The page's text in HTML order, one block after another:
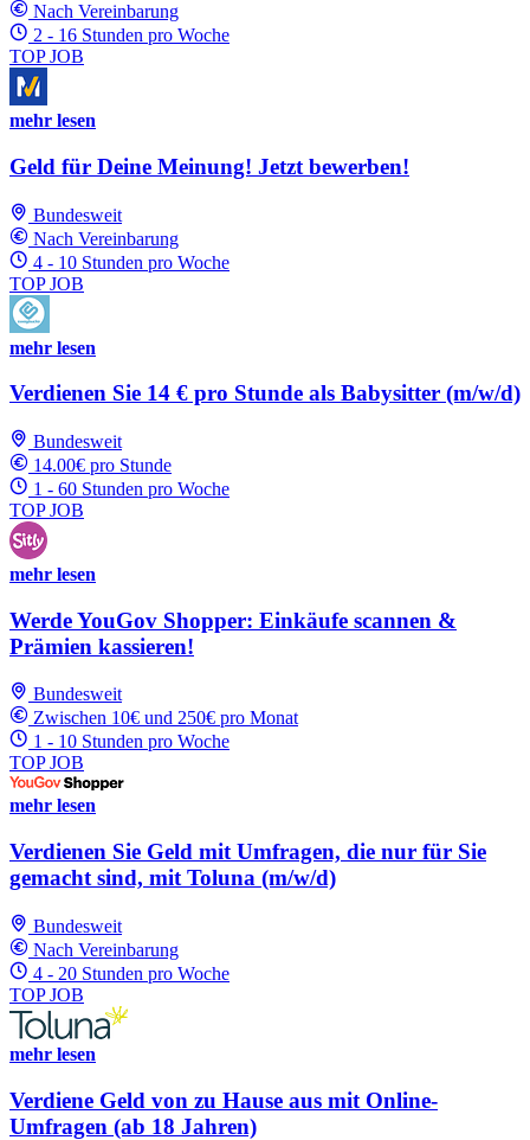
Nach Vereinbarung
2 - 16 Stunden pro Woche
TOP JOB
mehr lesen
Geld für Deine Meinung! Jetzt bewerben!
Bundesweit
Nach Vereinbarung
4 - 10 Stunden pro Woche
TOP JOB
mehr lesen
Verdienen Sie 14 € pro Stunde als Babysitter (m/w/d)
Bundesweit
14.00€ pro Stunde
1 - 60 Stunden pro Woche
TOP JOB
mehr lesen
Werde YouGov Shopper: Einkäufe scannen &
Prämien kassieren!
Bundesweit
Zwischen 10€ und 250€ pro Monat
1 - 10 Stunden pro Woche
TOP JOB
mehr lesen
Verdienen Sie Geld mit Umfragen, die nur für Sie
gemacht sind, mit Toluna (m/w/d)
Bundesweit
Nach Vereinbarung
4 - 20 Stunden pro Woche
TOP JOB
mehr lesen
Verdiene Geld von zu Hause aus mit Online-
Umfragen (ab 18 Jahren)